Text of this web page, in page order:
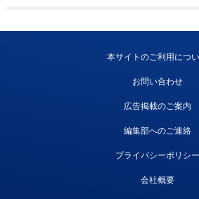
本サイトのご利用につ
お問い合わせ
広告掲載のご案内
編集部へのご連絡
プライバシーポリシー
会社概要